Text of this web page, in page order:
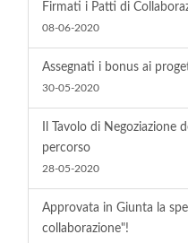
Firmati i Patti di
08-06-2020
Assegnati i bonus ai
30-05-2020
Il Tavolo di Negoziazione
percorso
28-05-2020
Approvata in Giunta la
collaborazione"!